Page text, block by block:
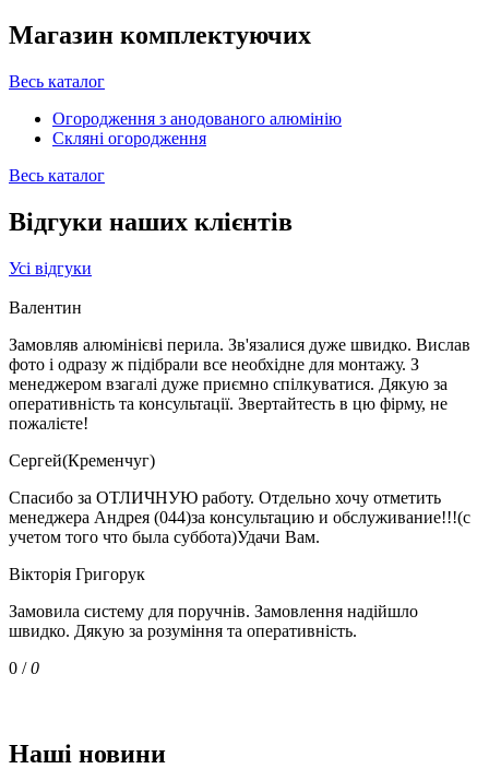
Магазин комплектуючих
Весь каталог
Огородження з анодованого алюмінію
Скляні огородження
Весь каталог
Відгуки наших клієнтів
Усі відгуки
Валентин
Замовляв алюмінієві перила. Зв'язалися дуже швидко. Вислав
фото і одразу ж підібрали все необхідне для монтажу. З
менеджером взагалі дуже приємно спілкуватися. Дякую за
оперативність та консультації. Звертайтесть в цю фірму, не
пожалієте!
Сергей(Кременчуг)
Спасибо за ОТЛИЧНУЮ работу. Отдельно хочу отметить
менеджера Андрея (044)за консультацию и обслуживание!!!(с
учетом того что была суббота)Удачи Вам.
Вікторія Григорук
Замовила систему для поручнів. Замовлення надійшло
швидко. Дякую за розуміння та оперативність.
0 /0
Наші новини